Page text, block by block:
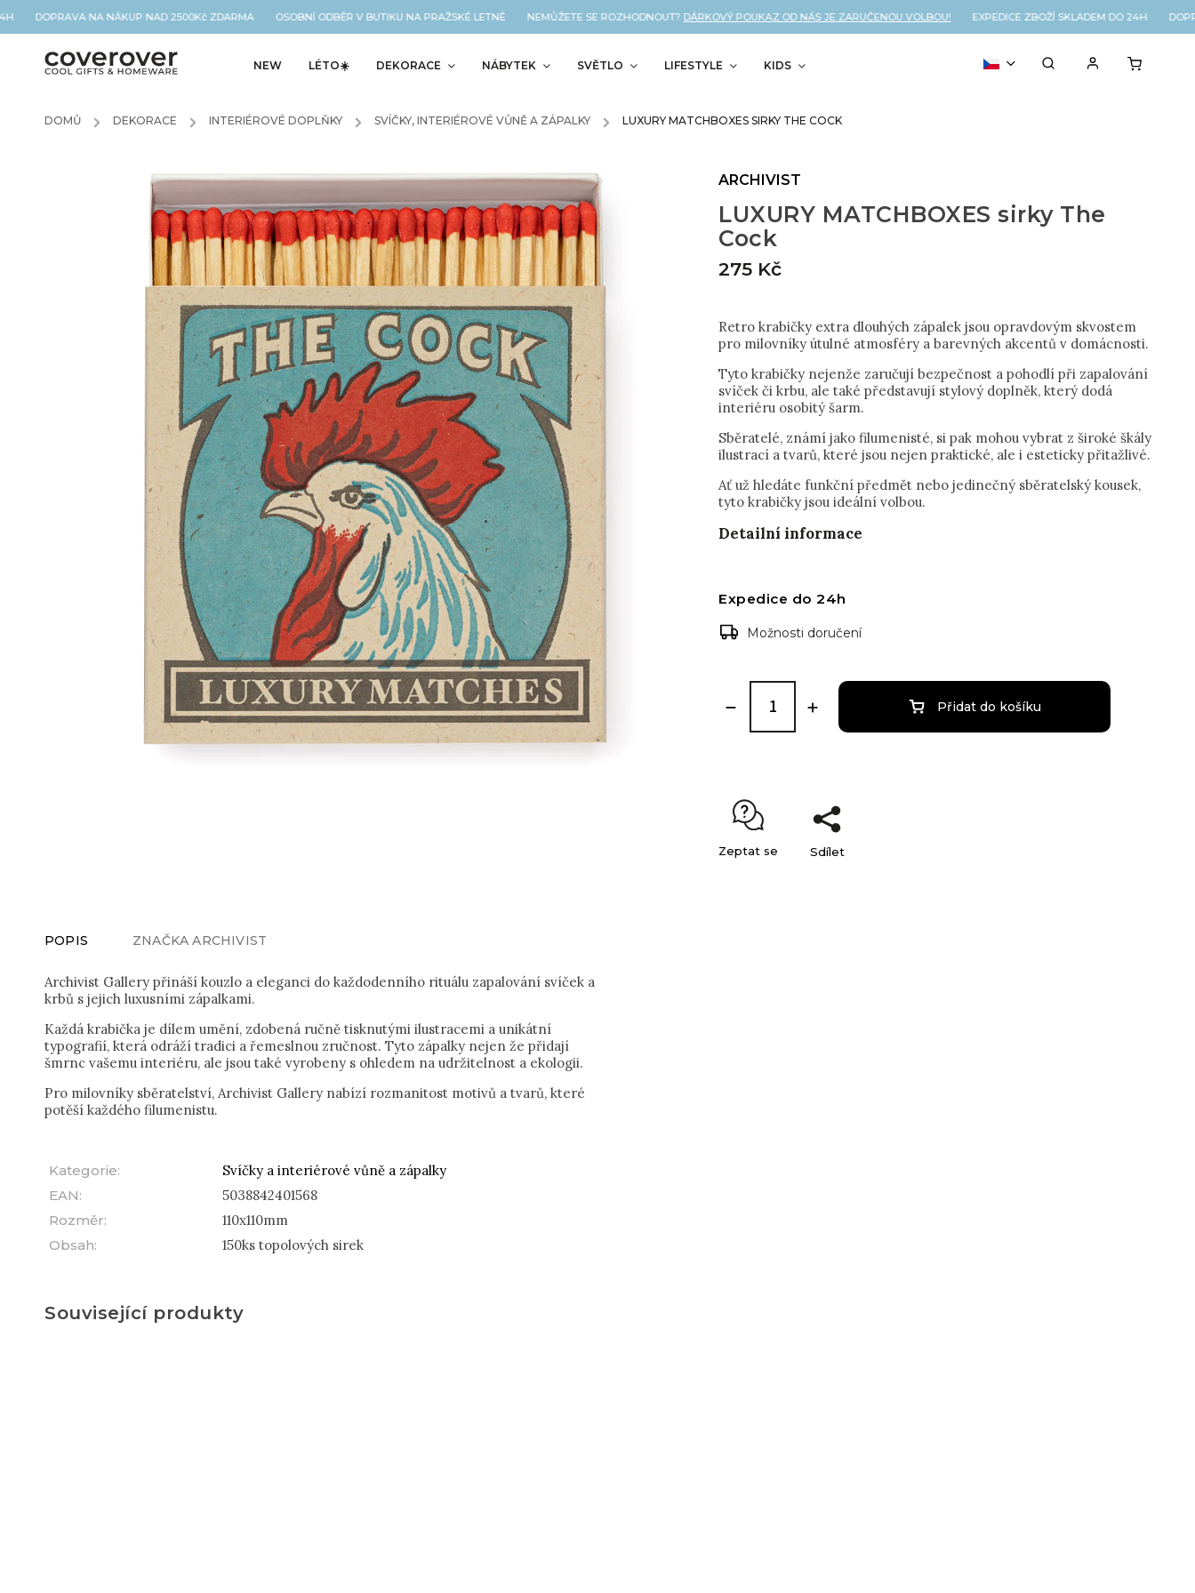
NA NÁKUP NAD 2500Kč ZDARMA OSOBNÍ ODBĚR V BUTIKU NA PRAŽSKÉ LETNÉ NEMŮŽETE SE ROZHODNOUT?DÁRKOVÝ POUKAZ OD NÁS JE ZARUČENOU VOLBOU! EXPEDICE ZBOŽÍ SKLADEM DO 24H
NEW LÉTO☀️ DEKORACE NÁBYTEK SVĚTLO LIFESTYLE KIDS
DOMŮ / DEKORACE / INTERIÉROVÉ DOPLŇKY / SVÍČKY, INTERIÉROVÉ VŮNĚ A ZÁPALKY / LUXURY MATCHBOXES SIRKY THE COCK
LUXURY MATCHBOXES sirky The
Cock
275 Kč
Retro krabičky extra dlouhých zápalek jsou opravdovým skvostem
pro milovníky útulné atmosféry a barevných akcentů v domácnosti.
Tyto krabičky nejenže zaručují bezpečnost a pohodlí při zapalování
svíček či krbu, ale také představují stylový doplněk, který dodá
interiéru osobitý šarm.
Sběratelé, známí jako filumenisté, si pak mohou vybrat z široké škály
ilustrací a tvarů, které jsou nejen praktické, ale i esteticky přitažlivé.
Ať už hledáte funkční předmět nebo jedinečný sběratelský kousek,
tyto krabičky jsou ideální volbou.
Detailní informace
ARCHIVIST
Expedice do 24h
Možnosti doručení
Přidat do košíku
Zeptat se Sdílet
POPIS ZNAČKA ARCHIVIST
Archivist Gallery přináší kouzlo a eleganci do každodenního rituálu zapalování svíček a
krbů s jejich luxusními zápalkami.
Každá krabička je dílem umění, zdobená ručně tisknutými ilustracemi a unikátní
typografií, která odráží tradici a řemeslnou zručnost. Tyto zápalky nejen že přidají
šmrnc vašemu interiéru, ale jsou také vyrobeny s ohledem na udržitelnost a ekologii.
Pro milovníky sběratelství, Archivist Gallery nabízí rozmanitost motivů a tvarů, které
potěší každého filumenistu.
Kategorie:
Svíčky a interiérové vůně a zápalky
EAN:
5038842401568
Rozměr:
110x110mm
Obsah: 150ks topolových sirek
Související produkty